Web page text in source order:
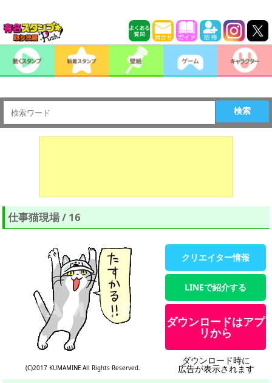
検索
仕事猫現場 / 16
(C)2017 KUMAMINE All Rights Reserved.
クリエイター情報
LINEで紹介する
ダウンロードはアプ
リから
ダウンロード時に
広告が表示されます